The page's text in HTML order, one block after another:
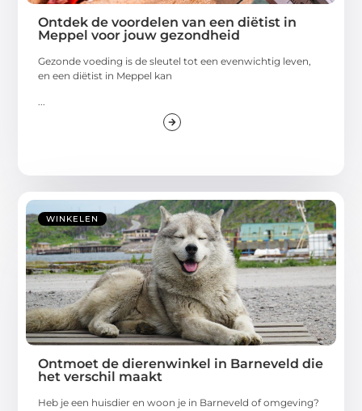
Ontdek de voordelen van een diëtist in
Meppel voor jouw gezondheid
Gezonde voeding is de sleutel tot een evenwichtig leven,
en een diëtist in Meppel kan
...
WINKELEN
Ontmoet de dierenwinkel in Barneveld die
het verschil maakt
Heb je een huisdier en woon je in Barneveld of omgeving?